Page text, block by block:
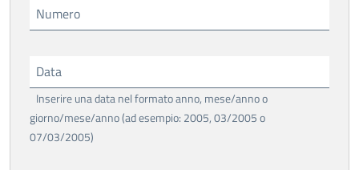
Numero
Data
Inserire una data nel formato anno, mese/anno o
giorno/mese/anno (ad esempio: 2005, 03/2005 o
07/03/2005)